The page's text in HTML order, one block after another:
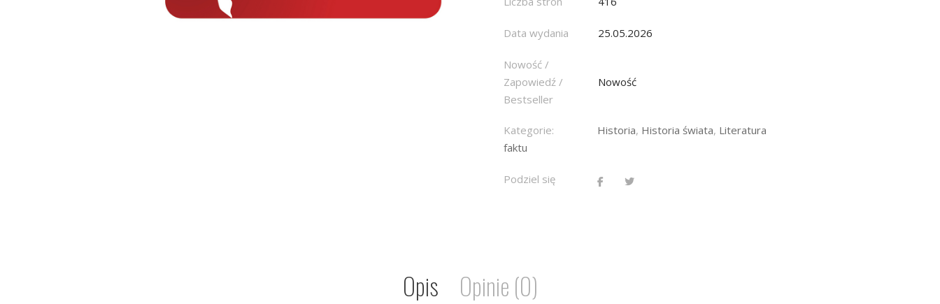
Data wydania 25.05.2026
Nowość /
Zapowiedź /
Bestseller
Nowość
Kategorie: Historia, Historia świata, Literatura
faktu
Podziel się
Opis Opinie (0)